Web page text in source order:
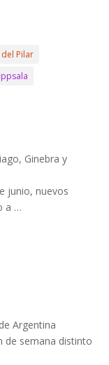
Pilar
Ginebra y
junio, nuevos
a …
Argentina
de semana distinto